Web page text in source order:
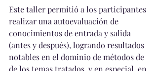
Este taller permitió a los participantes
realizar una autoevaluación de
conocimientos de entrada y salida
(antes y después), logrando resultados
notables en el dominio de métodos de
de los temas tratados, y en especial, en